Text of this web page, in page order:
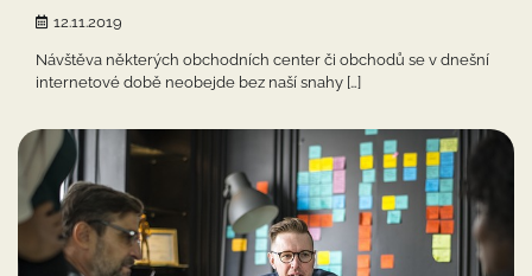
12.11.2019
Návštěva některých obchodních center či obchodů se v dnešní
internetové době neobejde bez naší snahy […]